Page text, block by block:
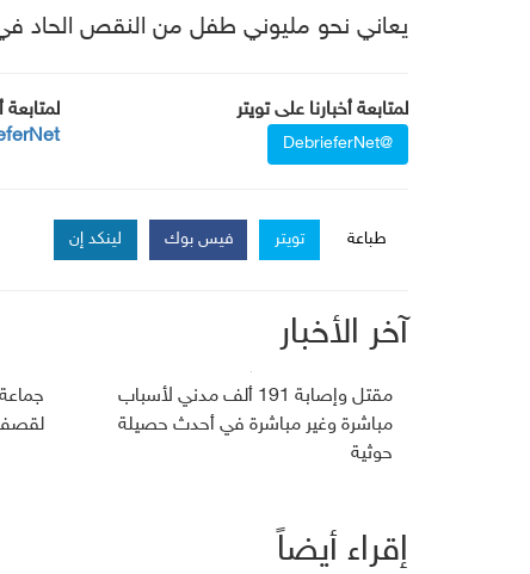
يعاني نحو مليوني طفل من النقص الحاد في
لمتابعة أخبارنا على تويتر
@DebrieferNet
لمتابعة
طباعة تويتر فيس بوك لينكد إن
آخر الأخبار
مقتل وإصابة 191 ألف مدني لأسباب
مباشرة وغير مباشرة في أحدث حصيلة
حوثية
إقراء أيضاً